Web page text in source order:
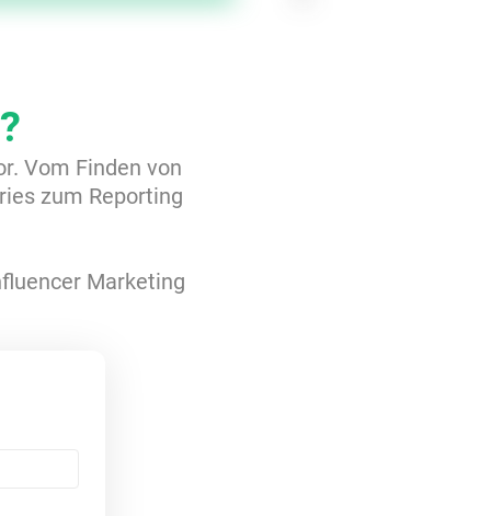
Vom Finden von
zum Reporting
Marketing